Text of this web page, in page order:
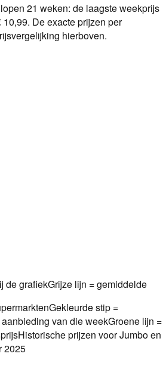
21 weken: de laagste weekprijs
10,99. De exacte prijzen per
hierboven.
de grafiekGrijze lijn = gemiddelde
Gekleurde stip =
van die weekGroene lijn =
Historische prijzen voor Jumbo en
2025